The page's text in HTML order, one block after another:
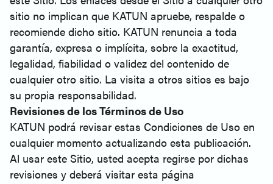
sitio no implican que KATUN apruebe, respalde o
recomiende dicho sitio. KATUN renuncia a toda
garantía, expresa o implícita, sobre la exactitud,
legalidad, fiabilidad o validez del contenido de
cualquier otro sitio. La visita a otros sitios es bajo
su propia responsabilidad.
Revisiones de los Términos de Uso
KATUN podrá revisar estas Condiciones de Uso en
cualquier momento actualizando esta publicación.
Al usar este Sitio, usted acepta regirse por dichas
revisiones y deberá visitar esta página